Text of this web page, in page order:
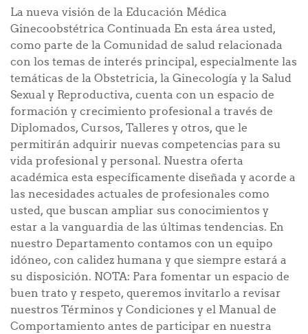
La nueva visión de la Educación Médica
Ginecoobstétrica Continuada En esta área usted,
como parte de la Comunidad de salud relacionada
con los temas de interés principal, especialmente las
temáticas de la Obstetricia, la Ginecología y la Salud
Sexual y Reproductiva, cuenta con un espacio de
formación y crecimiento profesional a través de
Diplomados, Cursos, Talleres y otros, que le
permitirán adquirir nuevas competencias para su
vida profesional y personal. Nuestra oferta
académica esta específicamente diseñada y acorde a
las necesidades actuales de profesionales como
usted, que buscan ampliar sus conocimientos y
estar a la vanguardia de las últimas tendencias. En
nuestro Departamento contamos con un equipo
idóneo, con calidez humana y que siempre estará a
su disposición. NOTA: Para fomentar un espacio de
buen trato y respeto, queremos invitarlo a revisar
nuestros Términos y Condiciones y el Manual de
Comportamiento antes de participar en nuestra